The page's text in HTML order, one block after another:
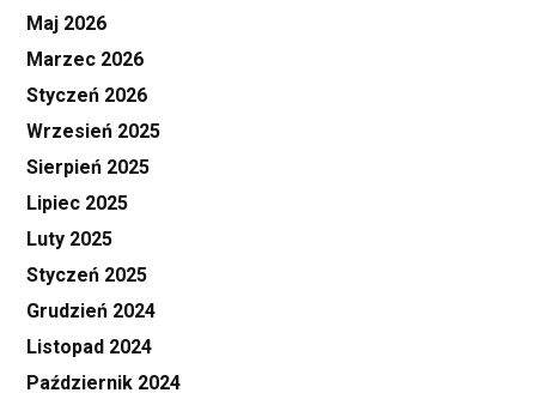
Maj 2026
Marzec 2026
Styczeń 2026
Wrzesień 2025
Sierpień 2025
Lipiec 2025
Luty 2025
Styczeń 2025
Grudzień 2024
Listopad 2024
Październik 2024